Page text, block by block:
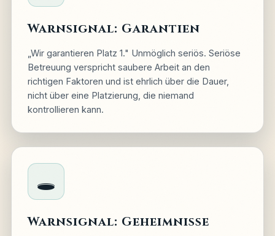
Warnsignal: Garantien
„Wir garantieren Platz 1." Unmöglich seriös. Seriöse
Betreuung verspricht saubere Arbeit an den
richtigen Faktoren und ist ehrlich über die Dauer,
nicht über eine Platzierung, die niemand
kontrollieren kann.
🕳️
Warnsignal: Geheimnisse